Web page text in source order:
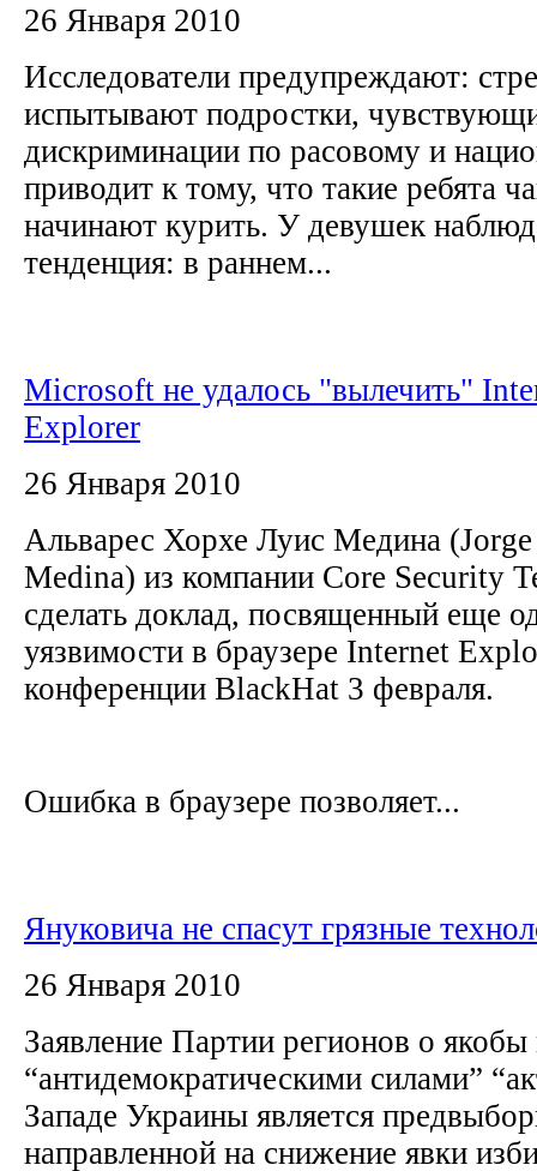
26 Января 2010
Исследователи предупреждают:
испытывают подростки,
дискриминации по расовому и
приводит к тому, что такие ребята
начинают курить. У девушек
тенденция: в раннем...
Microsoft не удалось "вылечить"
Explorer
26 Января 2010
Альварес Хорхе Луис Медина
Medina) из компании Core Security
сделать доклад, посвященный еще
уязвимости в браузере Internet
конференции BlackHat 3 февраля.
Ошибка в браузере позволяет...
Януковича не спасут грязные
26 Января 2010
Заявление Партии регионов о якобы
“антидемократическими силами”
Западе Украины является
направленной на снижение явки